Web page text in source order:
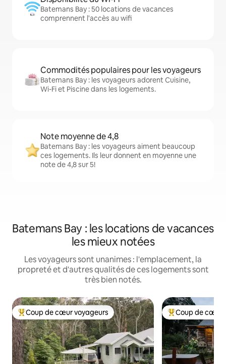
Batemans Bay : 50 locations de vacances
comprennent l'accès au wifi
Commodités populaires pour les voyageurs
Batemans Bay : les voyageurs adorent Cuisine,
Wi-Fi et Piscine dans les logements.
Note moyenne de 4,8
Batemans Bay : les voyageurs aiment beaucoup
ces logements. Ils leur donnent en moyenne une
note de 4,8 sur 5!
Batemans Bay : les locations de vacances
les mieux notées
Les voyageurs sont unanimes : l'emplacement, la
propreté et d'autres qualités de ces logements sont
très bien notés.
Coup de cœur voyageurs parmi les plus aimés
Coup de cœur voyageurs Coup de cœur
Coup de cœur